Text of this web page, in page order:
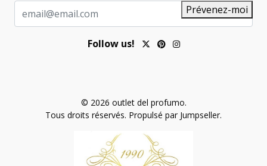
Prévenez-moi
Follow us!
© 2026 outlet del profumo.
Tous droits réservés. Propulsé par Jumpseller.